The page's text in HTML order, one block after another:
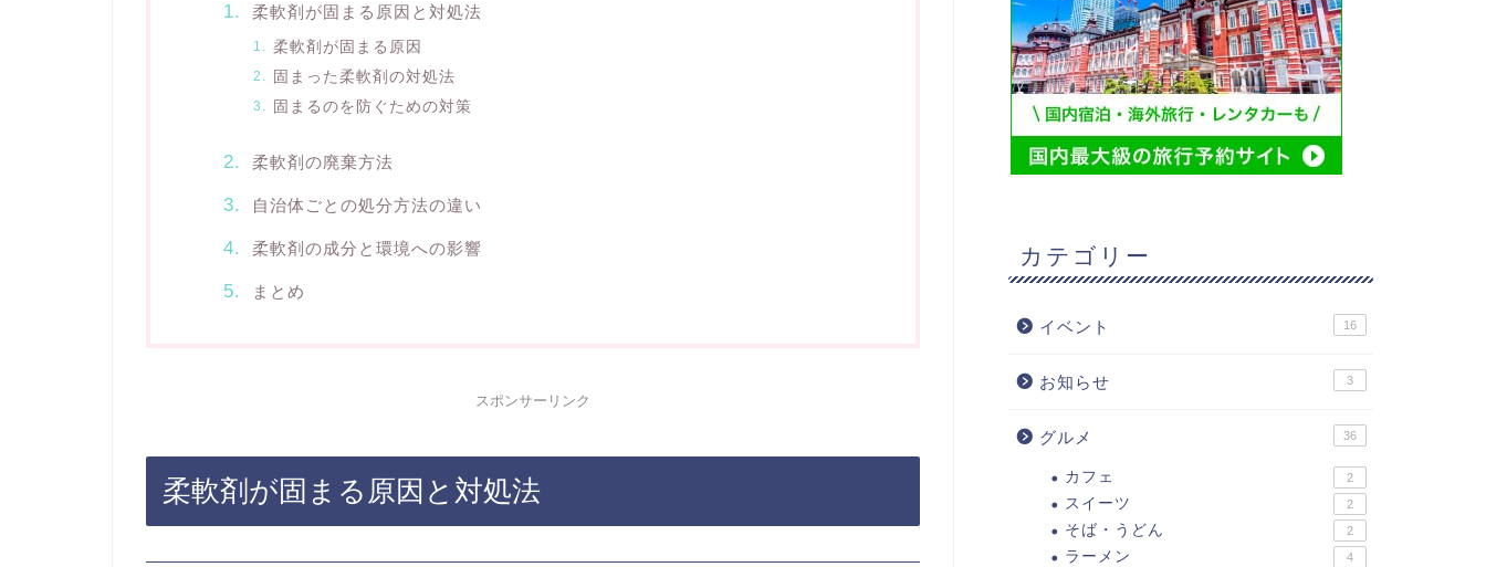
柔軟剤が固まる原因と対処法
柔軟剤が固まる原因
固まった柔軟剤の対処法
固まるのを防ぐための対策
柔軟剤の廃棄方法
自治体ごとの処分方法の違い
柔軟剤の成分と環境への影響
まとめ
スポンサーリンク
柔軟剤が固まる原因と対処法
カテゴリー
イベント 16
お知らせ 3
グルメ 36
カフェ 2
スイーツ 2
そば・うどん 2
ラーメン 4